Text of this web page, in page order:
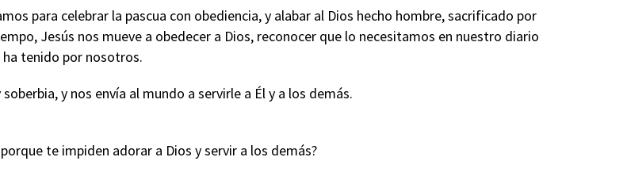
para celebrar la pascua con obediencia, y alabar al Dios hecho hombre, sacrificado por
Jesús nos mueve a obedecer a Dios, reconocer que lo necesitamos en nuestro diario
ha tenido por nosotros.
y nos envía al mundo a servirle a Él y a los demás.
te impiden adorar a Dios y servir a los demás?